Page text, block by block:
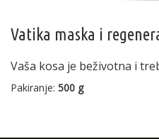
Vatika maska i
Vaša kosa je beživotna i
Pakiranje: 500 g